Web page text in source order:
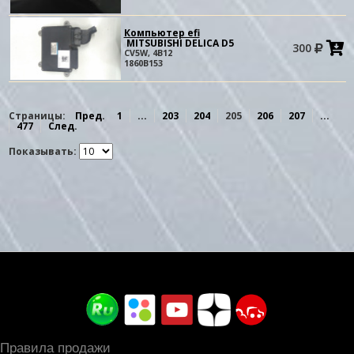
Компьютер efi
MITSUBISHI DELICA D5
CV5W, 4B12
1860B153
300 в
Страницы: Пред. 1 ... 203 204 205 206 207 ...
477
След.
Показывать:
Правила продажи